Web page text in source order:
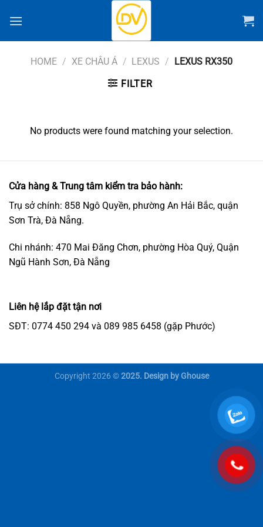
đến
HOME / XE CHÂU Á / LEXUS / LEXUS RX350
FILTER
No products were found matching your selection.
Cửa hàng & Trung tâm kiểm tra bảo hành:
Trụ sở chính: 858 Ngô Quyền, phường An Hải Bắc, quận
Sơn Trà, Đà Nẵng.
Chi nhánh: 470 Mai Đăng Chơn, phường Hòa Quý, Quận
Ngũ Hành Sơn, Đà Nẵng
Liên hệ lắp đặt tận nơi
SĐT: 0774 450 294 và 089 985 6458 (gặp Phước)
Copyright 2026 ©2025. Design by Ghouse